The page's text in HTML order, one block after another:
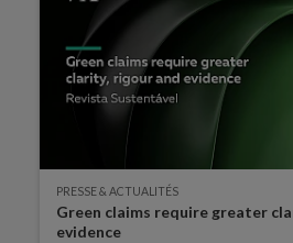
PRESSE & ACTUALITÉS
Green claims require greater
evidence